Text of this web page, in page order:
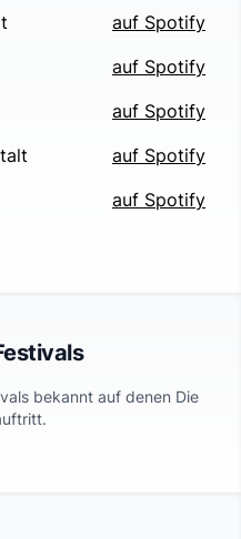
auf Spotify
auf Spotify
auf Spotify
auf Spotify
auf Spotify
bekannt auf denen Die